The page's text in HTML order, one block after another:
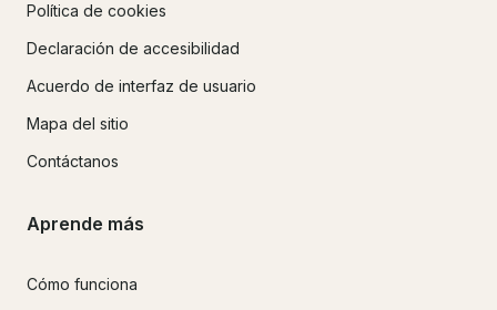
Política de cookies
Declaración de accesibilidad
Acuerdo de interfaz de usuario
Mapa del sitio
Contáctanos
Aprende más
Cómo funciona